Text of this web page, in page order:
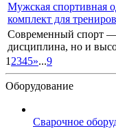
Мужская спортивная
комплект для
Современный спорт —
дисциплина, но и
1 2345»...9
Оборудование
Сварочное